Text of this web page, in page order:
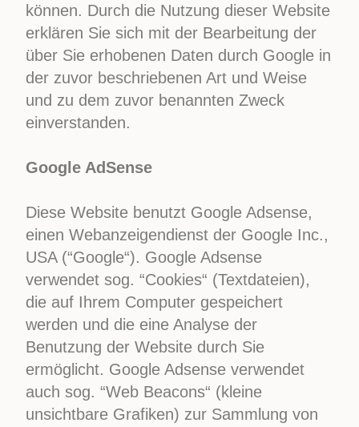
können. Durch die Nutzung dieser Website
erklären Sie sich mit der Bearbeitung der
über Sie erhobenen Daten durch Google in
der zuvor beschriebenen Art und Weise
und zu dem zuvor benannten Zweck
einverstanden.
Google AdSense
Diese Website benutzt Google Adsense,
einen Webanzeigendienst der Google Inc.,
USA (“Google“). Google Adsense
verwendet sog. “Cookies“ (Textdateien),
die auf Ihrem Computer gespeichert
werden und die eine Analyse der
Benutzung der Website durch Sie
ermöglicht. Google Adsense verwendet
auch sog. “Web Beacons“ (kleine
unsichtbare Grafiken) zur Sammlung von